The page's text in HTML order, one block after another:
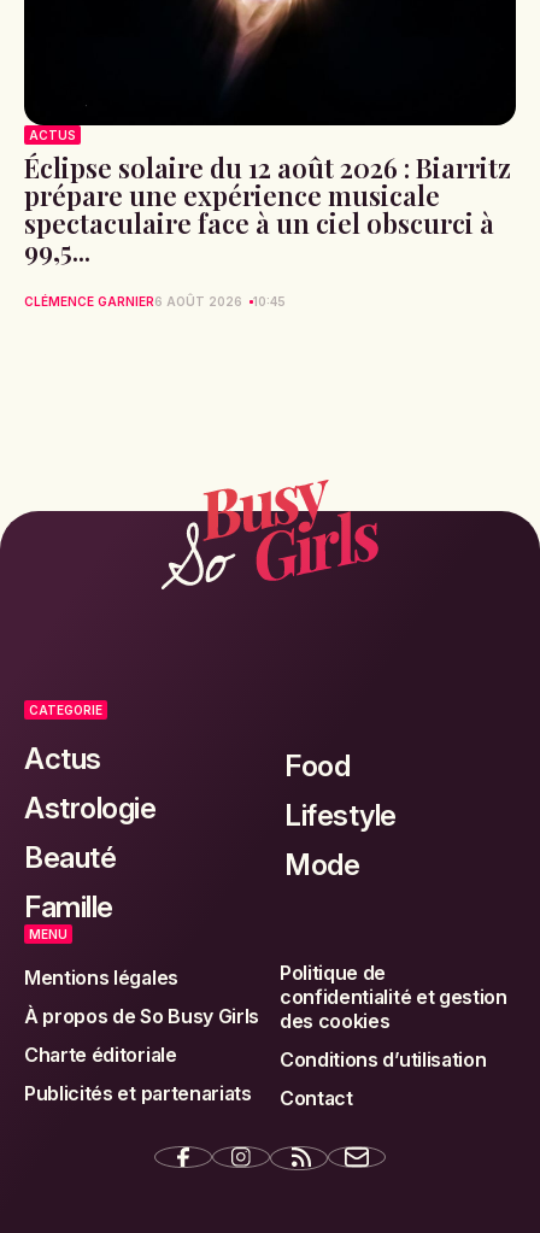
ACTUS
Éclipse solaire du 12 août 2026 : Biarritz
prépare une expérience musicale
spectaculaire face à un ciel obscurci à
99,5...
CLÉMENCE GARNIER6 AOÛT 2026 10:45
CATEGORIE
Actus
Astrologie
Beauté
Famille
Food
Lifestyle
Mode
MENU
Mentions légales
À propos de So Busy Girls
Charte éditoriale
Publicités et partenariats
Politique de
confidentialité et gestion
des cookies
Conditions d’utilisation
Contact